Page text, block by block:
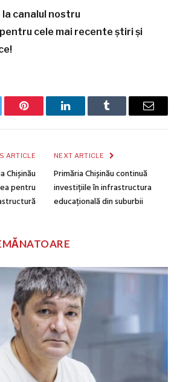
canalul nostru
pentru cele mai recente știri și
Pinterest LinkedInTumblr Email
ARTICLE
Chișinău
pentru
NEXT ARTICLE
Primăria Chișinău continuă
investițiile în infrastructura
educațională din suburbii